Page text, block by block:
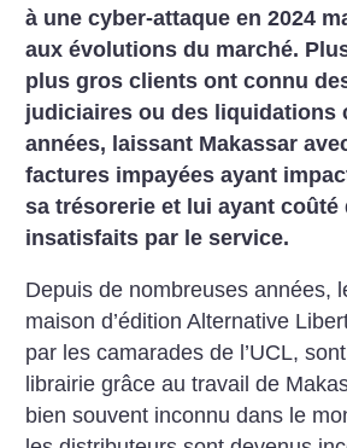
à une cyber-attaque en 2024
aux évolutions du marché.
plus gros clients ont connu
judiciaires ou des liquidations
années, laissant Makassar
factures impayées ayant
sa trésorerie et lui ayant coûté
insatisfaits par le service.
Depuis de nombreuses années,
maison d’édition Alternative
par les camarades de l’UCL,
librairie grâce au travail de
bien souvent inconnu dans le